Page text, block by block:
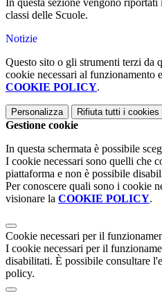
In questa sezione vengono
classi delle Scuole.
Notizie
Questo sito o gli strumenti terzi da
cookie necessari al
COOKIE POLICY.
Personalizza Rifiuta tutti i cookies
Gestione cookie
In questa schermata è possibile
I cookie necessari sono quelli che
piattaforma e non è possibile
Per conoscere quali sono i cookie
visionare la COOKIE POLICY.
Cookie necessari per il
I cookie necessari per il
disabilitati. È possibile consultare
policy.